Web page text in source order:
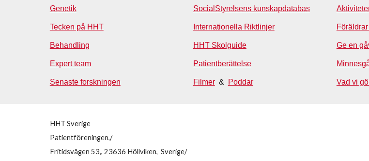
Genetik
Tecken på HHT
Behandling
Expert team
Senaste forskningen
SocialStyrelsens kunskapdatabas
Internationella Riktlinjer
HHT Skolguide
Patientberättelse
Filmer & Poddar
Ge en
Vad vi
HHT Sverige
Patientföreningen,/
Fritidsvägen 53,, 23636 Höllviken, Sverige/